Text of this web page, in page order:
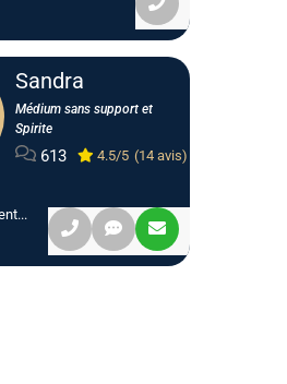
Sandra
Médium sans support et
Spirite
613 4.5/5 (14 avis)